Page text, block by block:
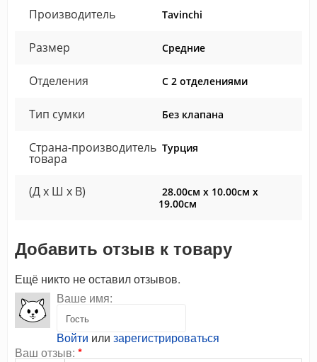
Производитель Tavinchi
Размер Средние
Отделения С 2 отделениями
Тип сумки Без клапана
Страна-производитель
товара
Турция
(Д x Ш x В)
28.00см x 10.00см x
19.00см
Добавить отзыв к товару
Ещё никто не оставил отзывов.
Ваше имя:
Войти или зарегистрироваться
Ваш отзыв: *